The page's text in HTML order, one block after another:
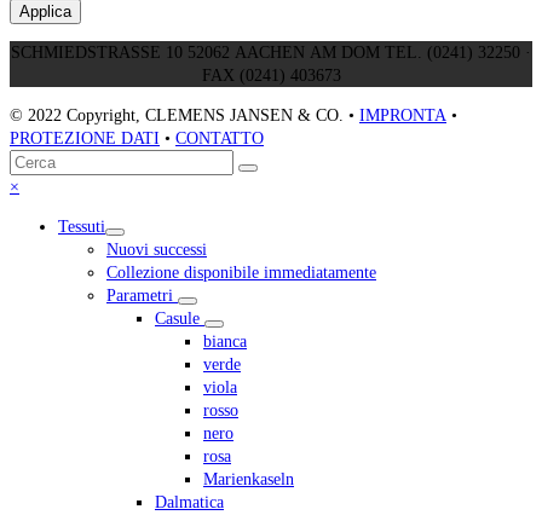
Applica
SCHMIEDSTRASSE 10 52062 AACHEN AM DOM TEL. (0241) 32250 ·
FAX (0241) 403673
© 2022 Copyright, CLEMENS JANSEN & CO. • IMPRONTA •
PROTEZIONE DATI • CONTATTO
Torna
in
Cerca
Invia
×
menu
Tessuti
Nuovi successi
Collezione disponibile immediatamente
Parametri
Casule
bianca
verde
viola
rosso
nero
rosa
Marienkaseln
Dalmatica